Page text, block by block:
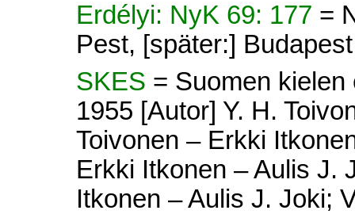
Erdélyi: NyK 69: 177 =
Pest, [später:]
SKES = Suomen
1955 [Autor] Y. H.
Toivonen – Erkki
Erkki Itkonen – Aulis J.
Itkonen – Aulis J. Joki;